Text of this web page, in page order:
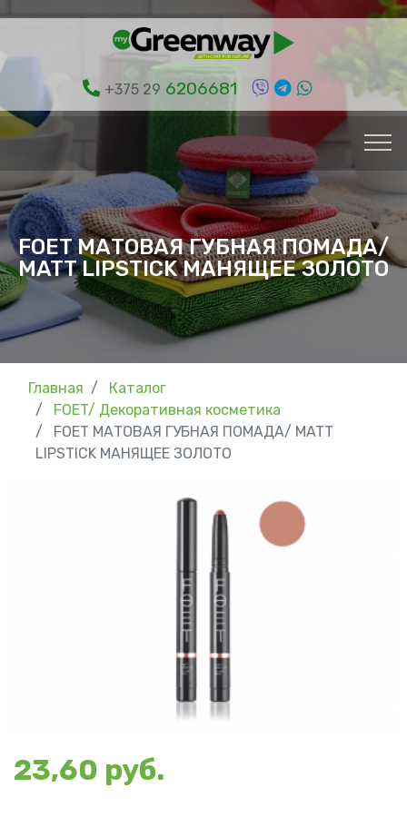
+375 29 6206681
FOET МАТОВАЯ ГУБНАЯ ПОМАДА/
MATT LIPSTICK МАНЯЩЕЕ ЗОЛОТО
Главная
Каталог
FOET/ Декоративная косметика
FOET МАТОВАЯ ГУБНАЯ ПОМАДА/ MATT
LIPSTICK МАНЯЩЕЕ ЗОЛОТО
23,60 руб.